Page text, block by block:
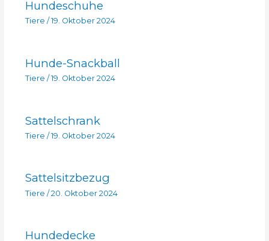
Hundeschuhe
Tiere / 19. Oktober 2024
Hunde-Snackball
Tiere / 19. Oktober 2024
Sattelschrank
Tiere / 19. Oktober 2024
Sattelsitzbezug
Tiere / 20. Oktober 2024
Hundedecke